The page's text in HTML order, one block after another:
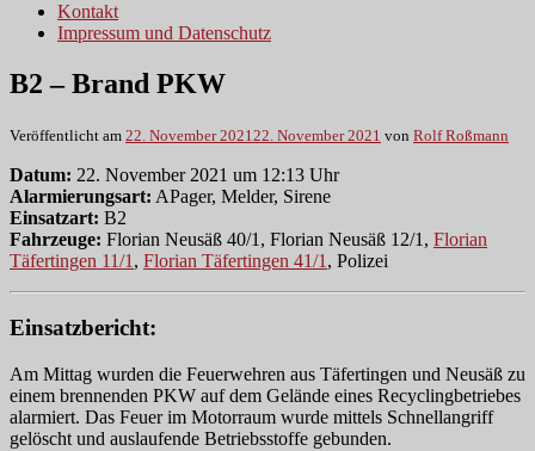
Kontakt
Impressum und Datenschutz
B2 – Brand PKW
Veröffentlicht am 22. November 2021 22. November 2021 von Rolf Roßmann
Datum: 22. November 2021 um 12:13 Uhr
Alarmierungsart: APager, Melder, Sirene
Einsatzart: B2
Fahrzeuge: Florian Neusäß 40/1, Florian Neusäß 12/1, Florian
Täfertingen 11/1 , Florian Täfertingen 41/1 , Polizei
Einsatzbericht:
Am Mittag wurden die Feuerwehren aus Täfertingen und Neusäß zu
einem brennenden PKW auf dem Gelände eines Recyclingbetriebes
alarmiert. Das Feuer im Motorraum wurde mittels Schnellangriff
gelöscht und auslaufende Betriebsstoffe gebunden.